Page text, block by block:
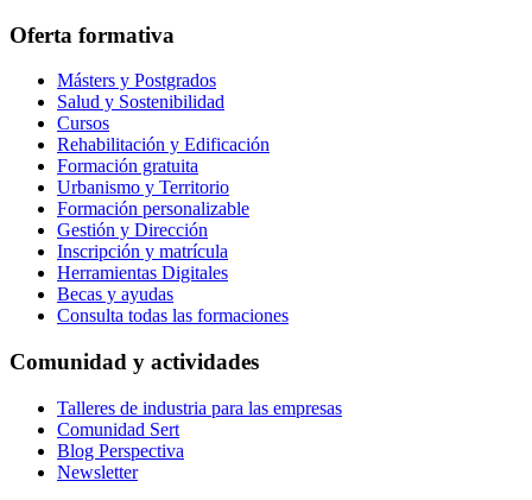
Oferta formativa
Másters y Postgrados
Salud y Sostenibilidad
Cursos
Rehabilitación y Edificación
Formación gratuita
Urbanismo y Territorio
Formación personalizable
Gestión y Dirección
Inscripción y matrícula
Herramientas Digitales
Becas y ayudas
Consulta todas las formaciones
Comunidad y actividades
Talleres de industria para las empresas
Comunidad Sert
Blog Perspectiva
Newsletter